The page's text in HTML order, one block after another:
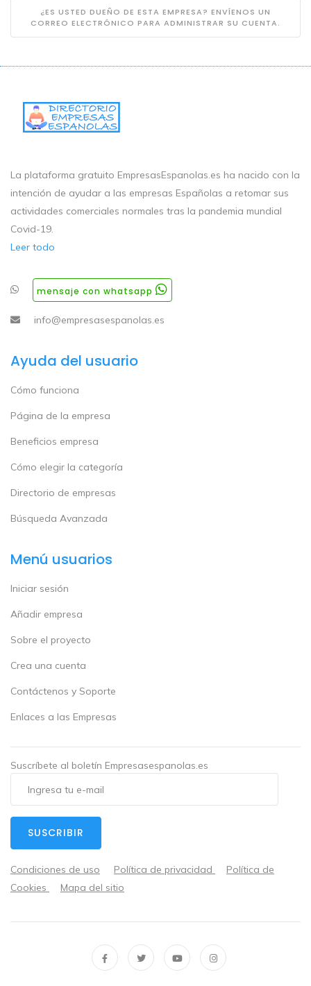
¿ES USTED DUEÑO DE ESTA EMPRESA? ENVÍENOS UN
CORREO ELECTRÓNICO PARA ADMINISTRAR SU CUENTA.
La plataforma gratuito EmpresasEspanolas.es ha nacido con la
intención de ayudar a las empresas Españolas a retomar sus
actividades comerciales normales tras la pandemia mundial
Covid-19.
Leer todo
mensaje con whatsapp
info@empresasespanolas.es
Ayuda del usuario
Cómo funciona
Página de la empresa
Beneficios empresa
Cómo elegir la categoría
Directorio de empresas
Búsqueda Avanzada
Menú usuarios
Iniciar sesión
Añadir empresa
Sobre el proyecto
Crea una cuenta
Contáctenos y Soporte
Enlaces a las Empresas
Suscríbete al boletín Empresasespanolas.es
Condiciones de uso Política de privacidad
Política de
Cookies
Mapa del sitio
SUSCRIBIR